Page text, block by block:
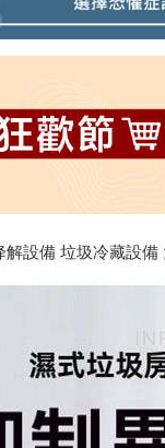
解設備 垃圾冷藏設